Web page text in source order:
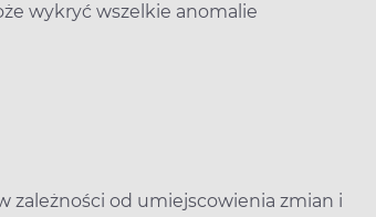
wykryć wszelkie anomalie
zależności od umiejscowienia zmian i